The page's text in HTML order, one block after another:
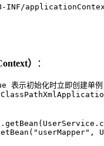
INF/
） ：
示初始化时立即创建单
"userMapper" ,